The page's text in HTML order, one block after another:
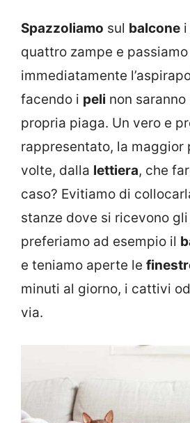
Spazzoliamo sul balcone
quattro zampe e passiamo
immediatamente
facendo i peli non saranno
propria piaga. Un vero e
rappresentato, la maggior
volte, dalla lettiera, che
caso? Evitiamo di
stanze dove si ricevono gli
preferiamo ad esempio il
e teniamo aperte le
minuti al giorno, i cattivi
via.